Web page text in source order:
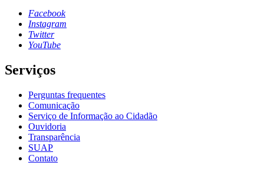
Facebook
Instagram
Twitter
YouTube
Serviços
Perguntas frequentes
Comunicação
Serviço de Informação ao Cidadão
Ouvidoria
Transparência
SUAP
Contato